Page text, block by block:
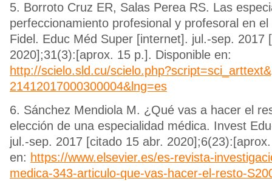
5. Borroto Cruz ER, Salas Perea RS. Las
perfeccionamiento profesional y profesoral en
Fidel. Educ Méd Super [internet]. jul.-sep. 2017
2020];31(3):[aprox. 15 p.]. Disponible en:
http://scielo.sld.cu/
21412017000300004&lng=es
6. Sánchez Mendiola M. ¿Qué vas a hacer el
elección de una especialidad médica. Invest
jul.-sep. 2017 [citado 15 abr.
en: https://www.elsevier.es/es-revista-
medica-343-articulo-que-vas-hacer-el-resto-